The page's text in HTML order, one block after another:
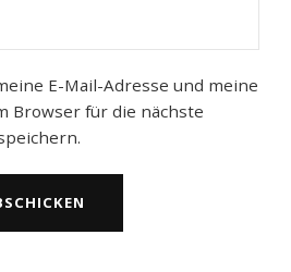
E-Mail-Adresse und meine
Browser für die nächste